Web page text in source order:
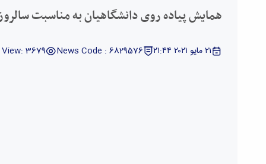
همایش پیاده روی دانشگاهیان به مناسبت
٢١ مايو ٢٠٢١ ٢١:٤٤ News Code : 6829576
View: 3679